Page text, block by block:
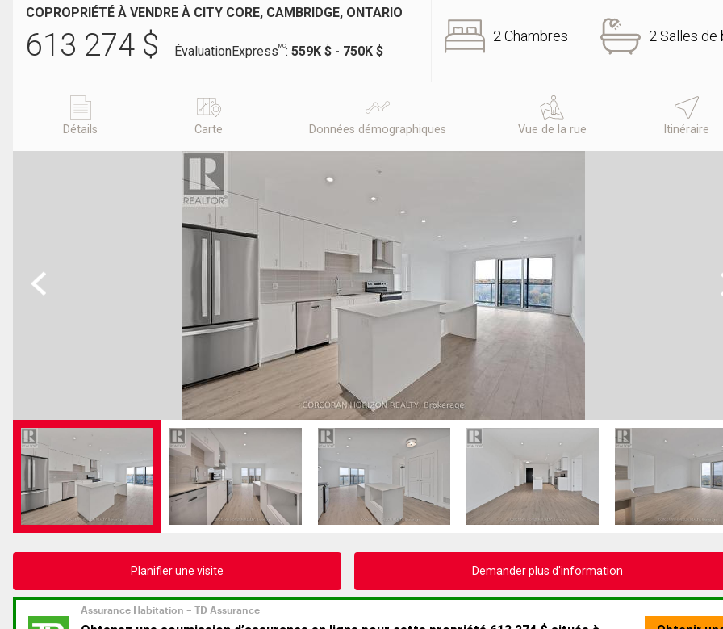
COPROPRIÉTÉ À VENDRE À CITY CORE, CAMBRIDGE, ONTARIO
613 274 $ ÉvaluationExpressMC: 559K $ - 750K $
2 Chambres 2 Salles de
Détails Carte Données démographiques Vue de la rue Itinéraire
Previous
Planifier une visite Demander plus d'information